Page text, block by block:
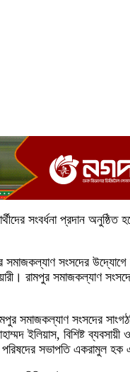
সংবর্ধনা প্রদান
সংসদের উদ্যোগে
রামপুর সমাজকল্যাণ
সমাজকল্যাণ সংসদের
ইলিয়াস, বিশিষ্ট
সভাপতি একরামুল হক